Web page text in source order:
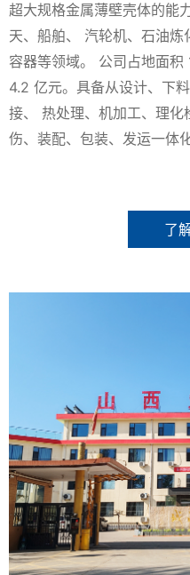
超大规格金属薄壁壳体的能
天、船舶、 汽轮机、石油
容器等领域。 公司占地面
4.2 亿元。具备从设计、下
接、 热处理、机加工、理
伤、装配、包装、发运一体
了